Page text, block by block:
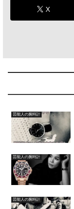
X
芸能人の腕時計
芸能人の腕時計
芸能人の腕時計